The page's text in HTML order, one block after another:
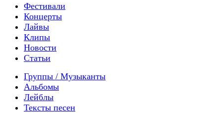
Фестивали
Концерты
Лайвы
Клипы
Новости
Статьи
Группы / Музыканты
Альбомы
Лейблы
Тексты песен